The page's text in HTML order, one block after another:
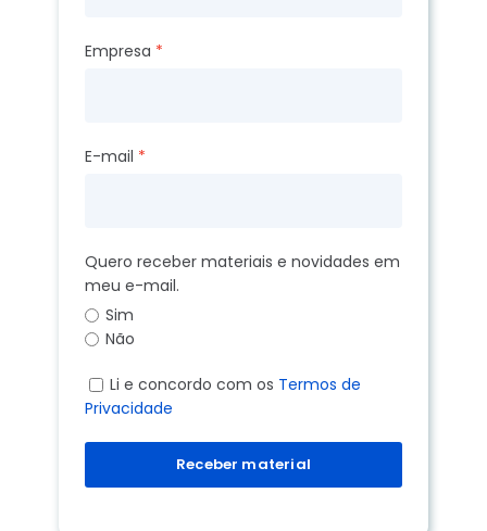
Empresa
E-mail
Quero receber materiais e novidades em
meu e-mail.
Sim
Não
Li e concordo com os Termos de
Privacidade
Receber material